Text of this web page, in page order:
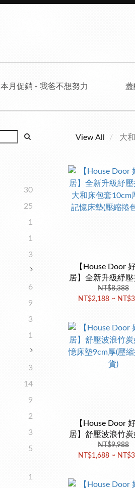
本月促銷 - 我爸不想努力 蓋
30
25
1
1
3
6
9
3
1
3
14
9
2
3
5
1
View All 大
【House Door
居】全新升級紓壓
大和床包套10cm
記憶床墊(壓縮捲
NT$8,388
NT$2,188 ~
【House Door
居】舒壓波浪竹炭
憶床墊9cm厚(壓縮
貨)
NT$9,988
NT$1,688 ~